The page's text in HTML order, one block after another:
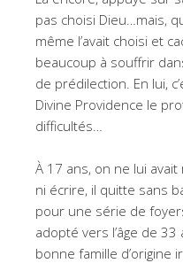
pas choisi Dieu…mais,
même l’avait choisi et
beaucoup à souffrir
de prédilection. En lui,
Divine Providence le
difficultés…
À 17 ans, on ne lui
ni écrire, il quitte sans
pour une série de
adopté vers l’âge de 33
bonne famille d’origine